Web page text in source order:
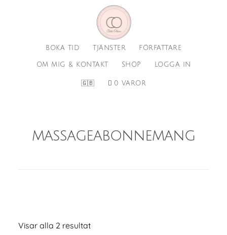
BOKA TID TJÄNSTER FÖRFATTARE
OM MIG & KONTAKT SHOP LOGGA IN
🇬🇧 0 VAROR
massageabonnemang
Visar alla 2 resultat